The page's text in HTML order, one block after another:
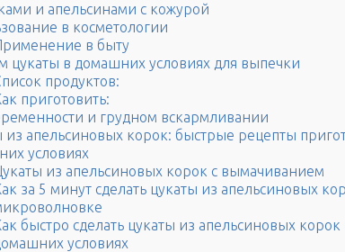
и апельсинами с кожурой
в косметологии
в быту
цукаты в домашних условиях для выпечки
продуктов:
приготовить:
и грудном вскармливании
из апельсиновых корок: быстрые рецепты
условиях
из апельсиновых корок с вымачиванием
за 5 минут сделать цукаты из апельсиновых
быстро сделать цукаты из апельсиновых корок
условиях